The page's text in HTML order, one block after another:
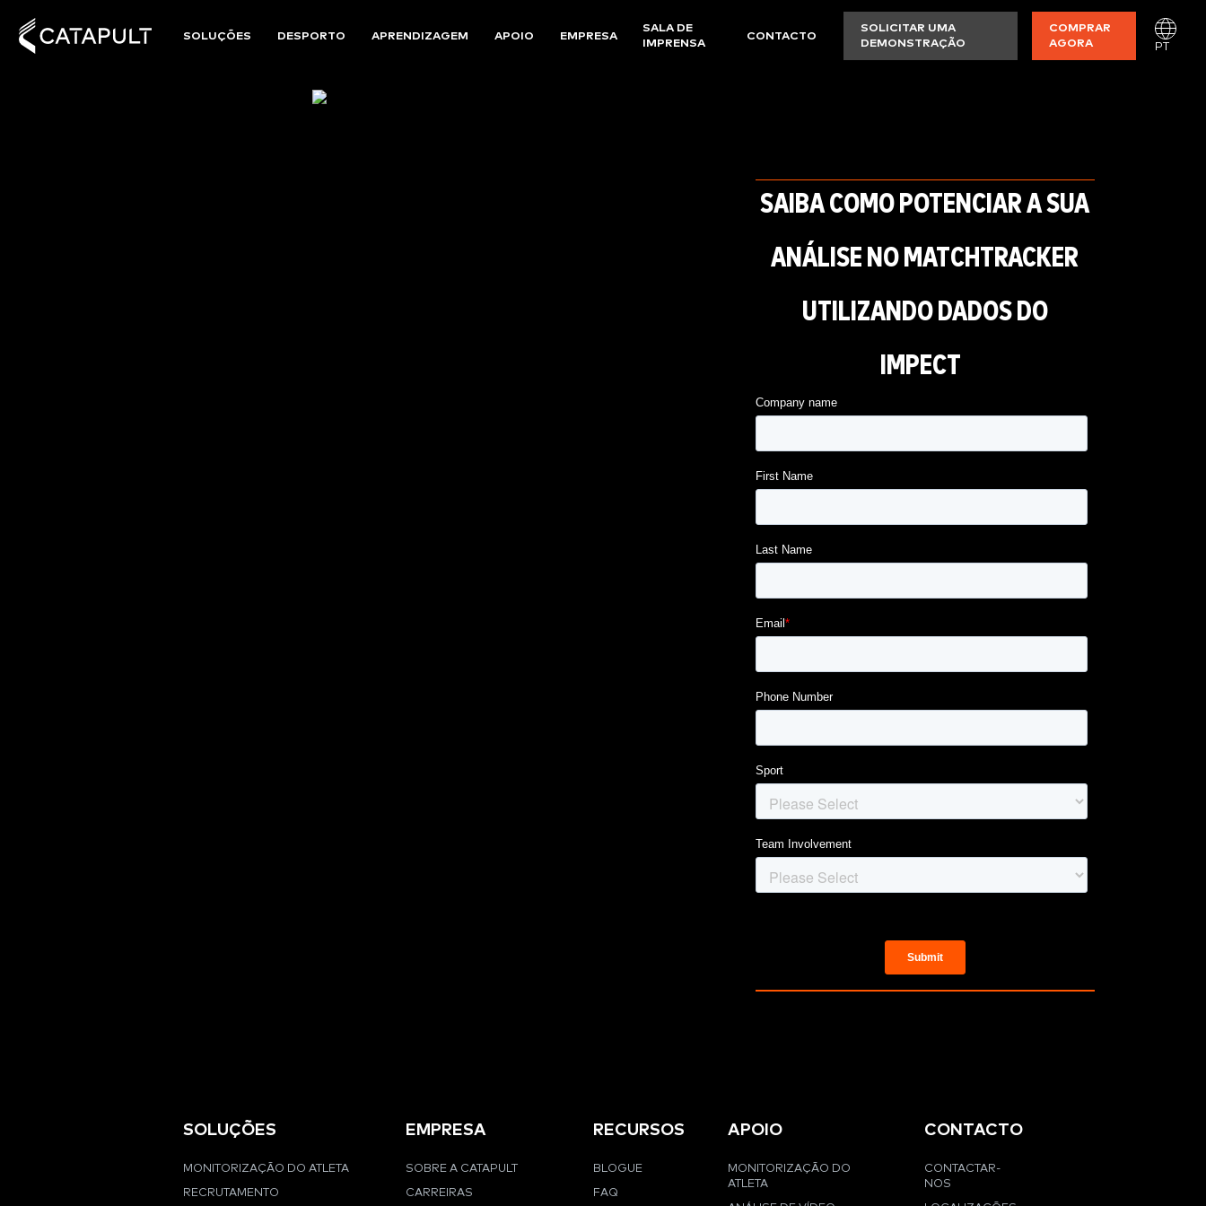
SOLUÇÕES DESPORTO APRENDIZAGEM APOIO EMPRESA
SALA DE
IMPRENSA
CONTACTO
SOLICITAR UMA
DEMONSTRAÇÃO
COMPRAR
AGORA
PT
SAIBA COMO POTENCIAR A SUA
ANÁLISE NO MATCHTRACKER
UTILIZANDO DADOS DO
IMPECT
SOLUÇÕES
MONITORIZAÇÃO DO ATLETA
RECRUTAMENTO
EMPRESA
SOBRE A CATAPULT
CARREIRAS
RECURSOS
BLOGUE
FAQ
APOIO
MONITORIZAÇÃO DO
ATLETA
CONTACTO
CONTACTAR-
NOS